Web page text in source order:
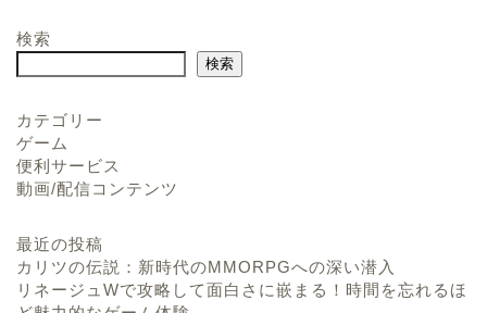
検索
検索
カテゴリー
ゲーム
便利サービス
動画/配信コンテンツ
最近の投稿
カリツの伝説：新時代のMMORPGへの深い潜入
リネージュWで攻略して面白さに嵌まる！時間を忘れるほ